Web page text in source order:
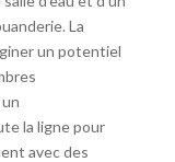
La
un potentiel
la ligne pour
avec des